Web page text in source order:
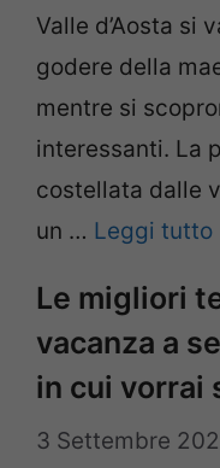
Valle d’Aosta si
godere della
mentre si
interessanti. La
costellata dalle
un … Leggi tutto
Le migliori
vacanza a
in cui vorrai
3 Settembre